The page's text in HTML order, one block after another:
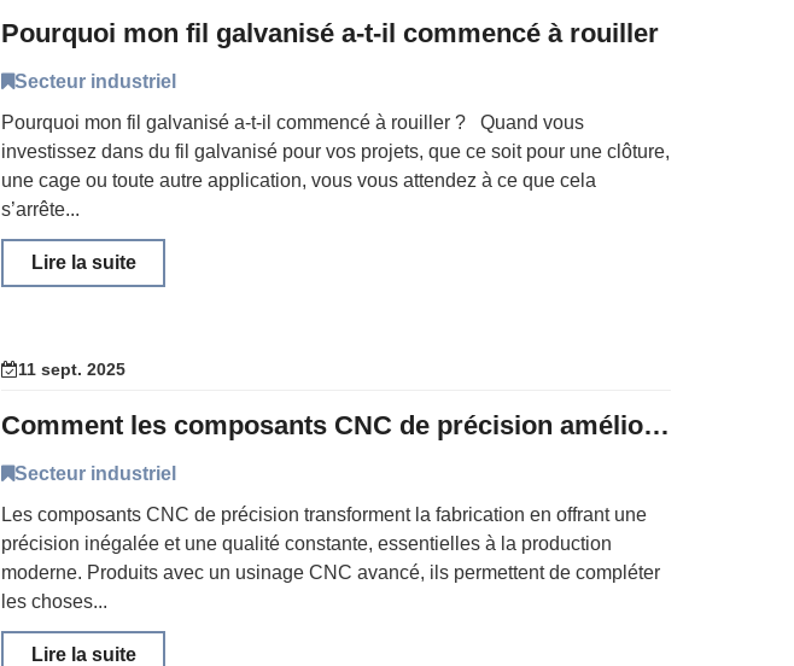
Pourquoi mon fil galvanisé a-t-il commencé à rouiller
Secteur industriel
Pourquoi mon fil galvanisé a-t-il commencé à rouiller ? Quand vous
investissez dans du fil galvanisé pour vos projets, que ce soit pour une clôture,
une cage ou toute autre application, vous vous attendez à ce que cela
s’arrête...
Lire la suite
11 sept. 2025
Comment les composants CNC de précision améliorent-ils la fabrication ?
Secteur industriel
Les composants CNC de précision transforment la fabrication en offrant une
précision inégalée et une qualité constante, essentielles à la production
moderne. Produits avec un usinage CNC avancé, ils permettent de compléter
les choses...
Lire la suite